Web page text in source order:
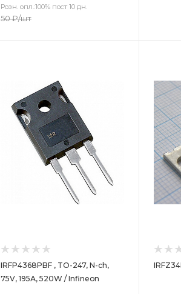
Розн. опл.:100% пост 10 дн.
50₽/шт
IRFP4368PBF , TO-247, N-ch,
75V, 195А, 520W / Infineon